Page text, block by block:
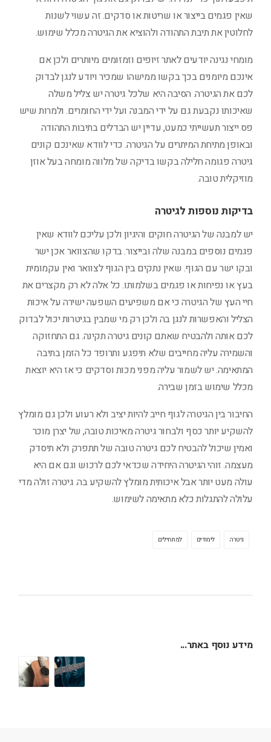
שאין פגמים בייצור או שריטות או סדקים. זה עשוי לשנות
לחלוטין את תיבת התהודה ולהוציא את הגיטרה מכלל שימוש.
מומחי נגינה יודעים לאתר זיופים וזמזומים מיותרים ולכן אם
אינכם מיומנים בכך בקשו ממישהו שמכיר ויודע לנגן לבדוק
לכם את הגיטרה. הסיבה היא שלכל גיטרה יש צליל משלה
שאיכותו נקבעת גם על ידי המבנה ועל ידי החומרים. ולמרות שיש
פס ייצור תעשייתי כמעט, עדיין יש הבדלים בתיבות התהודה
ובאופן מתיחת המיתרים על הגיטרה. כדי לוודא שאינכם קונים
גיטרה פגומה חלילה בקשו בדיקה של מלווה מומחה בעל אוזן
מוזיקלית טובה.
בדיקות נוספות לגיטרה
יש למבנה של הגיטרה חוקים והיגיון ולכן עליכם לוודא שאין
פגמים נוספים במבנה שלה ובייצור. בדקו שהצוואר אכן ישר
ובקו ישר עם הגוף. שאין נתקים בין הגוף לצוואר ואין עקמומית
בעץ או נפיחות או פגמים בשלמותו. כל אלה לא רק מקצרים את
חיי העץ של הגיטרה כי אם משפיעים השפעה ישירה על איכות
הצליל והאפשרות לנגן בה ולכן רק מי שמבין בגיטרות יכול לבדוק
לכם אותה ולהבטיח שאתם קונים גיטרה תקינה. גם התחזוקה
והשמירה עליה מחייבים שלא תיפגע ותרופד כל הזמן בתיבה
המתאימה. יש לשמור עליה מפני מכות וסדקים כי אז היא יוצאת
מכלל שימוש בזמן שבירה.
החיבור בין הגיטרה לגוף חייב להיות יציב ולא רעוע ולכן גם מומלץ
להשקיע יותר כסף ולבחור גיטרה מאיכות טובה, של יצרן מוכר
ואמין שיכול להבטיח לכם גיטרה טובה של תתפרק ולא תיסדק
מעצמה. זוהי הגיטרה היחידה שכדאי לכם לרכוש וגם אם היא
עולה מעט יותר אבל איכותית מומלץ להשקיע בה. גיטרה זולה מדי
עלולה להתגלות כלא מתאימה לשימוש.
גיטרה לימודים למתחילים
מידע נוסף באתר...